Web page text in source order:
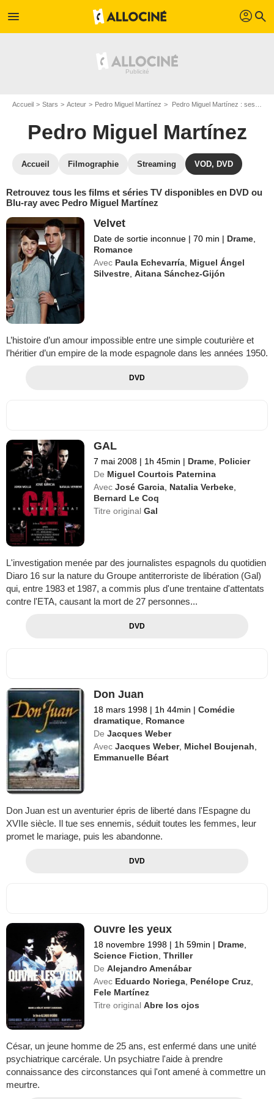
menu profil search
Accueil Stars Acteur Pedro Miguel Martínez Pedro Miguel Martínez : ses Blu-Ray, DVD, VOD, SVOD
Pedro Miguel Martínez
Accueil Filmographie Streaming VOD, DVD
Retrouvez tous les films et séries TV disponibles en DVD ou
Blu-ray avec Pedro Miguel Martínez
Velvet
Date de sortie inconnue | 70 min | Drame
Romance
Avec Paula Echevarría Miguel Ángel
Silvestre ,Aitana Sánchez-Gijón
L’histoire d’un amour impossible entre une simple couturière et
l’héritier d’un empire de la mode espagnole dans les années 1950.
DVD
GAL
7 mai 2008 | 1h 45min | Drame Policier
De Miguel Courtois Paternina
Avec José Garcia Natalia Verbeke
Bernard Le Coq
Titre originalGal
L'investigation menée par des journalistes espagnols du quotidien
Diaro 16 sur la nature du Groupe antiterroriste de libération (Gal)
qui, entre 1983 et 1987, a commis plus d'une trentaine d'attentats
contre l'ETA, causant la mort de 27 personnes...
DVD
Don Juan
18 mars 1998 | 1h 44min | Comédie
dramatique Romance
De Jacques Weber
Avec Jacques Weber, Michel Boujenah
Emmanuelle Béart
Don Juan est un aventurier épris de liberté dans l'Espagne du
XVIIe siècle. Il tue ses ennemis, séduit toutes les femmes, leur
promet le mariage, puis les abandonne.
DVD
Ouvre les yeux
18 novembre 1998 | 1h 59min | Drame,
Science Fiction,Thriller
De Alejandro Amenábar
Avec Eduardo Noriega, Penélope Cruz,
Fele Martínez
Titre originalAbre los ojos
César, un jeune homme de 25 ans, est enfermé dans une unité
psychiatrique carcérale. Un psychiatre l'aide à prendre
connaissance des circonstances qui l'ont amené à commettre un
meurtre.